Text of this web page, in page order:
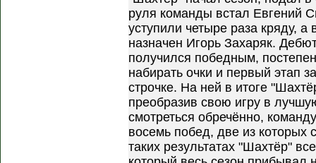
руля команды встал Евгений
уступили четыре раза кряду,
назначен Игорь Захаряк.
получился победным,
набирать очки и первый этап
строчке. На ней в итоге
преобразив свою игру в
смотреться обречённо,
восемь побед, две из
таких результатах "Шахтёр"